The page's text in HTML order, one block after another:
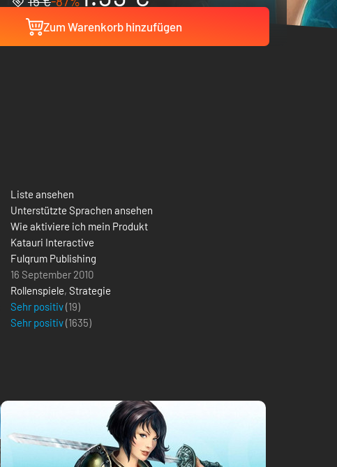
Zum Warenkorb hinzufügen
Liste ansehen
Unterstützte Sprachen ansehen
Wie aktiviere ich mein Produkt
Katauri Interactive
Fulqrum Publishing
16 September 2010
Rollenspiele, Strategie
Sehr positiv(19)
Sehr positiv(1635)